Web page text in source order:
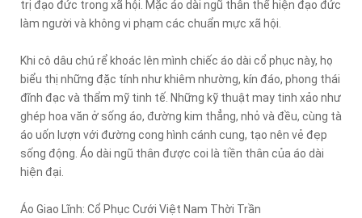
trị đạo đức trong xã hội. Mặc áo dài ngũ thân thể hiện đạo đức
làm người và không vi phạm các chuẩn mực xã hội.
Khi cô dâu chú rể khoác lên mình chiếc áo dài cổ phục này, họ
biểu thị những đặc tính như khiêm nhường, kín đáo, phong thái
đĩnh đạc và thẩm mỹ tinh tế. Những kỹ thuật may tinh xảo như
ghép hoa văn ở sống áo, đường kim thẳng, nhỏ và đều, cùng tà
áo uốn lượn với đường cong hình cánh cung, tạo nên vẻ đẹp
sống động. Áo dài ngũ thân được coi là tiền thân của áo dài
hiện đại.
Áo Giao Lĩnh: Cổ Phục Cưới Việt Nam Thời Trần